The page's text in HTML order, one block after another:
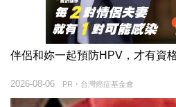
伴侶和妳一起預防HPV，才有資
PR・台灣癌症基金會
2026-08-06